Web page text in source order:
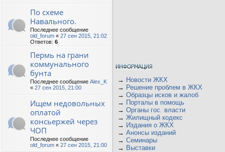
По схеме
Навального.
Последнее сообщение
old_forum « 27 сен 2015, 21:02
Ответов: 6
Пермь на грани
коммунального
бунта
Последнее сообщение Alex_K
« 27 сен 2015, 21:00
Ищем недовольных
оплатой
консьержей через
ЧОП
Последнее сообщение
old_forum « 27 сен 2015, 21:00
→ Новости ЖКХ
→ Решение проблем в ЖКХ
→ Образцы исков и жалоб
→ Порталы в помощь
→ Органы гос. власти
→ Жилищный кодекс
→ Издания о ЖКХ
→ Анонсы изданий
→ Семинары
→ Выставки